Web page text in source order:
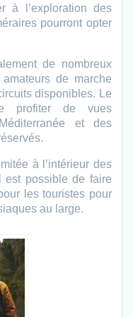
à l’exploration des
pourront opter
de nombreux
de marche
disponibles. Le
profiter de vues
et des
à l’intérieur des
est possible de faire
les touristes pour
au large.